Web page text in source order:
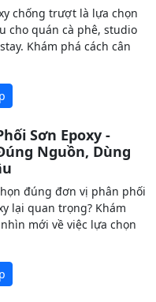
chống trượt là lựa chọn
cho quán cà phê, studio
Khám phá cách cân
Sơn Epoxy -
Nguồn, Dùng
đúng đơn vị phân phối
lại quan trọng? Khám
mới về việc lựa chọn